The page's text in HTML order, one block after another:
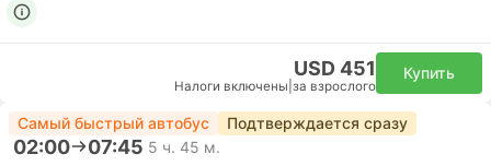
USD 451
Налоги включены за взрослого
Купить
Самый быстрый автобус Подтверждается сразу
02:00 07:45 5 ч. 45 м.